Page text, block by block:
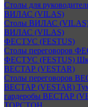
Столы для
ВИЛАС (VILAS)
Столы ВИЛАС
ВИЛАС (VILAS)
ФЕСТУС (FESTUS)
Столы переговоров
ФЕСТУС (FESTUS)
ВЕСТАР (VESTAR)
Столы переговоров
ВЕСТАР (VESTAR)
гардеробы ВЕСТАР